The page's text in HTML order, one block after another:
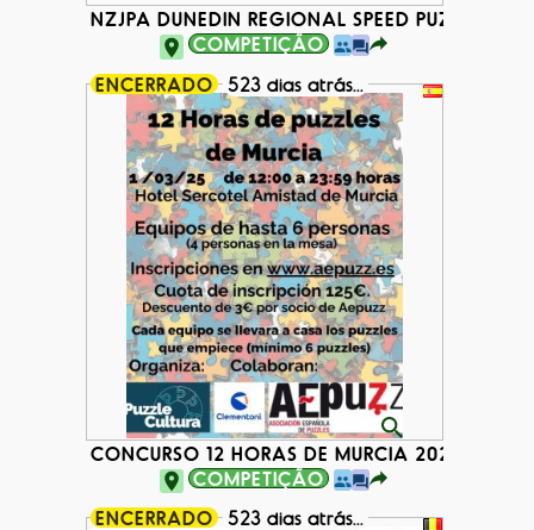
NZJPA DUNEDIN REGIONAL SPEED PUZZLING
COMPETIÇÃO
ENCERRADO
523 dias atrás...
CONCURSO 12 HORAS DE MURCIA 2025
COMPETIÇÃO
ENCERRADO
523 dias atrás...